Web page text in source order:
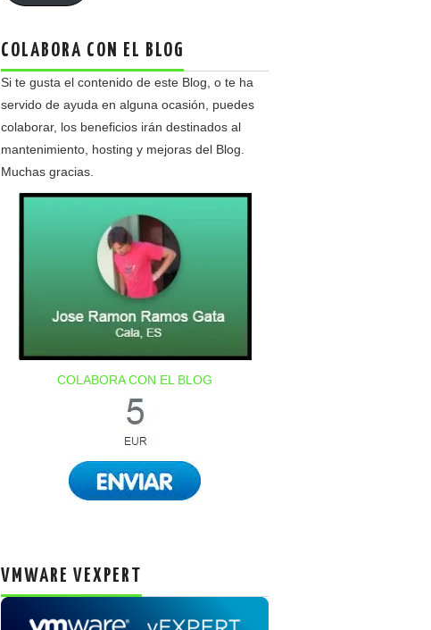
COLABORA CON EL BLOG
Si te gusta el contenido de este Blog, o te ha
servido de ayuda en alguna ocasión, puedes
colaborar, los beneficios irán destinados al
mantenimiento, hosting y mejoras del Blog.
Muchas gracias.
COLABORA CON EL BLOG
VMWARE VEXPERT